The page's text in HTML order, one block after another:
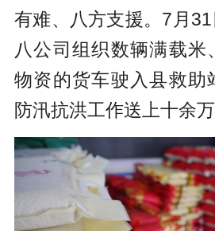
有难、八方支援。7月
八公司组织数辆满载米
物资的货车驶入县救助
防汛抗洪工作送上十余万